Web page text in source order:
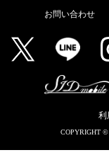
お問い合わせ
利
COPYRIGHT ©